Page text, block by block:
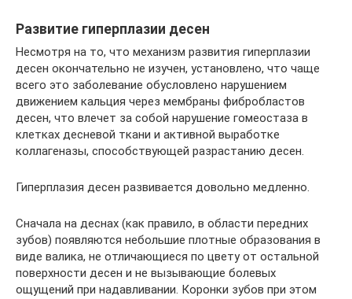
Развитие гиперплазии десен
Несмотря на то, что механизм развития гиперплазии
десен окончательно не изучен, установлено, что чаще
всего это заболевание обусловлено нарушением
движением кальция через мембраны фибробластов
десен, что влечет за собой нарушение гомеостаза в
клетках десневой ткани и активной выработке
коллагеназы, способствующей разрастанию десен.
Гиперплазия десен развивается довольно медленно.
Сначала на деснах (как правило, в области передних
зубов) появляются небольшие плотные образования в
виде валика, не отличающиеся по цвету от остальной
поверхности десен и не вызывающие болевых
ощущений при надавливании. Коронки зубов при этом